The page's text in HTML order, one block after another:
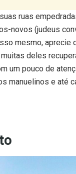
ruas
novos (judeus
mesmo, aprecie
deles
um pouco de
manuelinos e até